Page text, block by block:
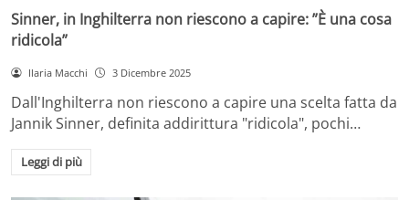
Sinner, in Inghilterra non riescono a capire: ”È una cosa
ridicola”
Ilaria Macchi 3 Dicembre 2025
Dall'Inghilterra non riescono a capire una scelta fatta da
Jannik Sinner, definita addirittura "ridicola", pochi…
Leggi di più